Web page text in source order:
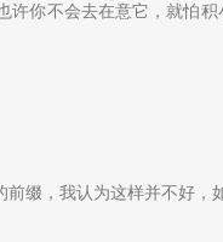
许你不会去在意它，就怕
缀，我认为这样并不好